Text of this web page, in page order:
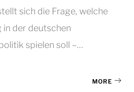
sich die Frage, welche
in der deutschen
spielen soll –…
MORE